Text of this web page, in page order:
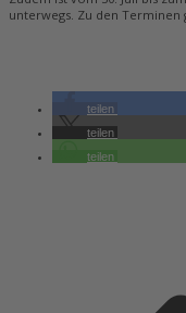
unterwegs. Zu den Terminen
teilen
teilen
teilen